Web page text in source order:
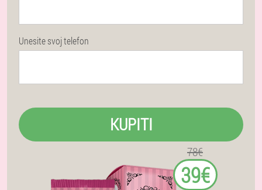
Unesite svoj telefon
KUPITI
78€
39€